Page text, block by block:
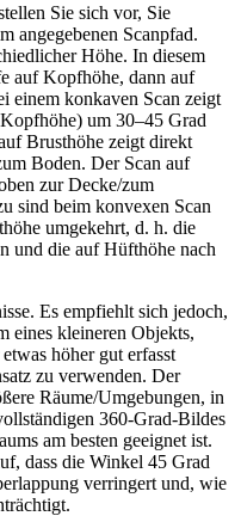
Sie sich vor, Sie
angegebenen Scanpfad.
Höhe. In diesem
auf Kopfhöhe, dann auf
einem konkaven Scan zeigt
um 30–45 Grad
Brusthöhe zeigt direkt
Boden. Der Scan auf
zur Decke/zum
sind beim konvexen Scan
umgekehrt, d. h. die
und die auf Hüfthöhe nach
Es empfiehlt sich jedoch,
eines kleineren Objekts,
höher gut erfasst
zu verwenden. Der
Räume/Umgebungen, in
360-Grad-Bildes
am besten geeignet ist.
dass die Winkel 45 Grad
verringert und, wie